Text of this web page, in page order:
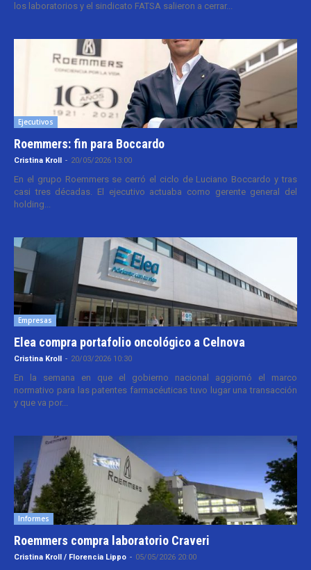
los laboratorios y el sindicato FATSA salieron a cerrar...
Ejecutivos
Roemmers: fin para Boccardo
Cristina Kroll - 20/05/2026 13:00
En el grupo Roemmers se cerró el ciclo de Luciano Boccardo y tras
casi tres décadas. El ejecutivo actuaba como gerente general del
holding...
Empresas
Elea compra portafolio oncológico a Celnova
Cristina Kroll - 20/03/2026 10:30
En la semana en que el gobierno nacional aggiornó el marco
normativo para las patentes farmacéuticas tuvo lugar una transacción
y que va por...
Informes
Roemmers compra laboratorio Craveri
Cristina Kroll / Florencia Lippo - 05/05/2026 20:00